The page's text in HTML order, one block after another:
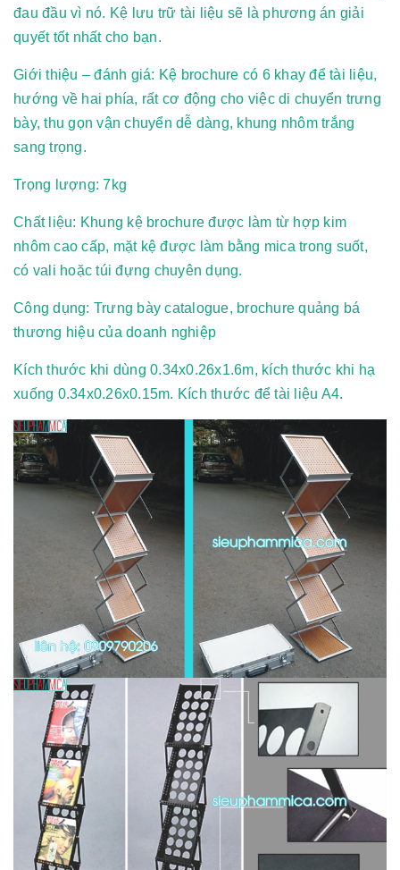
đau đầu vì nó. Kệ lưu trữ tài liệu sẽ là phương án giải
quyết tốt nhất cho bạn.
Giới thiệu – đánh giá: Kệ brochure có 6 khay để tài liệu,
hướng về hai phía, rất cơ động cho việc di chuyển trưng
bày, thu gọn vận chuyển dễ dàng, khung nhôm trắng
sang trọng.
Trọng lượng: 7kg
Chất liệu: Khung kệ brochure được làm từ hợp kim
nhôm cao cấp, mặt kệ được làm bằng mica trong suốt,
có vali hoặc túi đựng chuyên dụng.
Công dụng: Trưng bày catalogue, brochure quảng bá
thương hiệu của doanh nghiệp
Kích thước khi dùng 0.34x0.26x1.6m, kích thước khi hạ
xuống 0.34x0.26x0.15m. Kích thước để tài liệu A4.